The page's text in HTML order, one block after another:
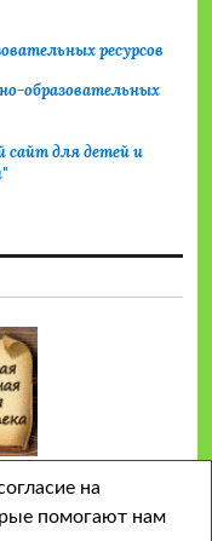
ресурсов
образовательных
сайт для детей и
на
помогают нам